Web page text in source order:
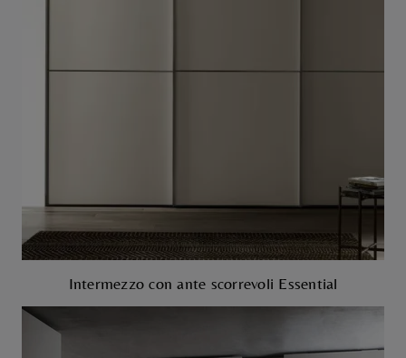
Intermezzo con ante scorrevoli Essential